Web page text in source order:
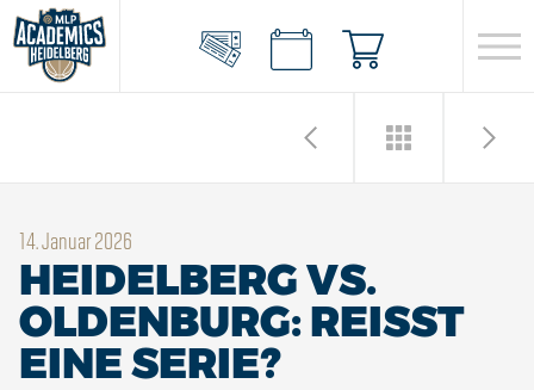
14. Januar 2026
HEIDELBERG VS.
OLDENBURG: REISST E
INE SERIE?